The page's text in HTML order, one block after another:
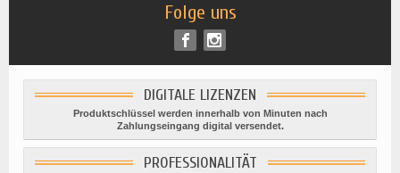
Folge uns
DIGITALE LIZENZEN
Produktschlüssel werden innerhalb von Minuten nach
Zahlungseingang digital versendet.
PROFESSIONALITÄT